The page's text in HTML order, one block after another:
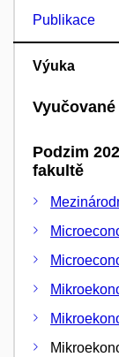
Publikace
Výuka
Podzim
fakultě